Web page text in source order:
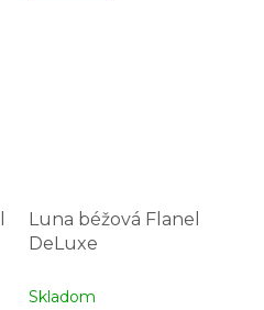
Luna béžová Flanel
DeLuxe
Skladom